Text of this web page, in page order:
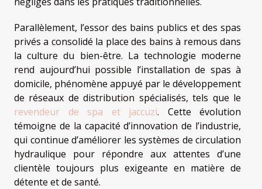
Parallèlement, l’essor des bains publics et des spas
privés a consolidé la place des bains à remous dans
la culture du bien-être. La technologie moderne
rend aujourd’hui possible l’installation de spas à
domicile, phénomène appuyé par le développement
de réseaux de distribution spécialisés, tels que le
revendeur de spa et jaccuzi. Cette évolution
témoigne de la capacité d’innovation de l’industrie,
qui continue d’améliorer les systèmes de circulation
hydraulique pour répondre aux attentes d’une
clientèle toujours plus exigeante en matière de
détente et de santé.